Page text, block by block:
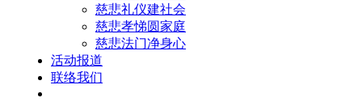
慈悲礼仪建社会
慈悲孝悌圆家庭
慈悲法门净身心
活动报道
联络我们